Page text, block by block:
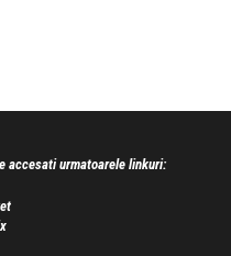
accesati urmatoarele linkuri: